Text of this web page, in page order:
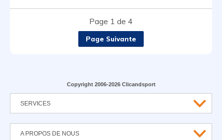
Page 1 de 4
Page Suivante
Copyright 2006-2026 Clicandsport
SERVICES
A PROPOS DE NOUS